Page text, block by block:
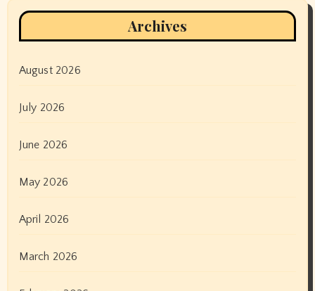
Archives
August 2026
July 2026
June 2026
May 2026
April 2026
March 2026